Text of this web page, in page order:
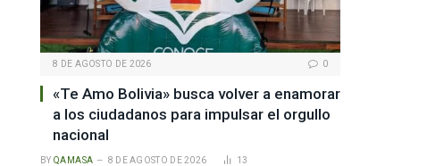
8 DE AGOSTO DE 2026 0
«Te Amo Bolivia» busca volver a enamorar
a los ciudadanos para impulsar el orgullo
nacional
BY QAMASA 8 DE AGOSTO DE 2026 13